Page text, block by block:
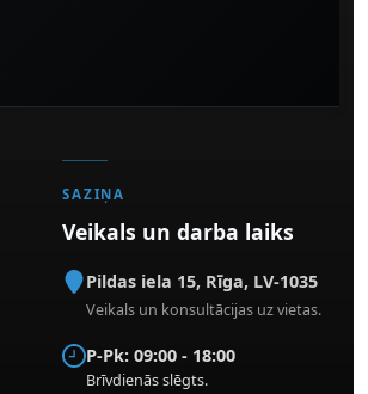
SAZIŅA
Veikals un darba laiks
Pildas iela 15, Rīga, LV-1035
Veikals un konsultācijas uz vietas.
P-Pk: 09:00 - 18:00
Brīvdienās slēgts.